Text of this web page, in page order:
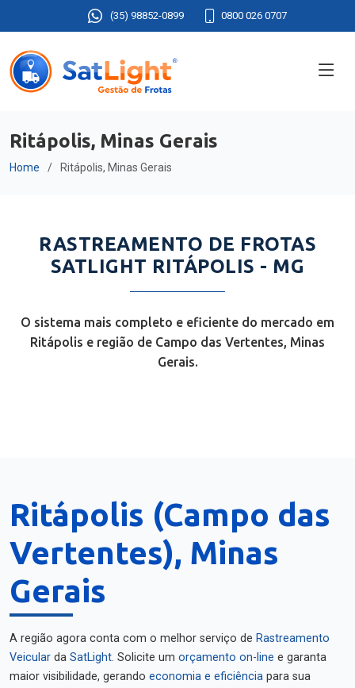
(35) 98852-0899 0800 026 0707
Ritápolis, Minas Gerais
Home Ritápolis, Minas Gerais
RASTREAMENTO DE FROTAS
SATLIGHT RITÁPOLIS - MG
O sistema mais completo e eficiente do mercado em
Ritápolis e região de Campo das Vertentes, Minas
Gerais.
Ritápolis (Campo das
Vertentes), Minas
Gerais
A região agora conta com o melhor serviço de Rastreamento
Veicular da SatLight. Solicite um orçamento on-line e garanta
maior visibilidade, gerando economia e eficiência para sua